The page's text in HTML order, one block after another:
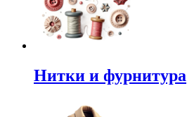
Нитки и фурнитура